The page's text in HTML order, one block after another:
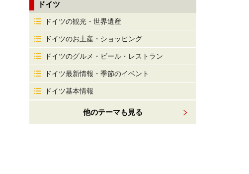
ドイツ
ドイツの観光・世界遺産
ドイツのお土産・ショッピング
ドイツのグルメ・ビール・レストラン
ドイツ最新情報・季節のイベント
ドイツ基本情報
他のテーマも見る